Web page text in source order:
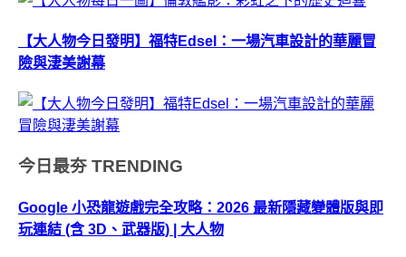
【大人物今日發明】福特Edsel：一場汽車設計的華麗冒
險與淒美謝幕
今日最夯 TRENDING
Google 小恐龍遊戲完全攻略：2026 最新隱藏變體版與即
玩連結 (含 3D、武器版) | 大人物